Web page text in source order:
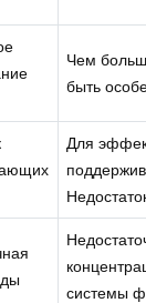
Чем
быть
Для
системы